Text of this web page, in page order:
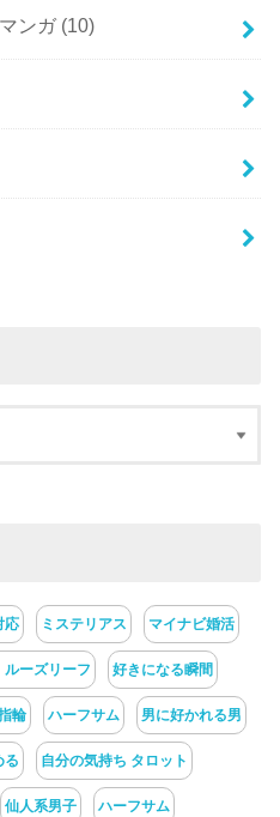
ンガ (10)
応 ミステリアス マイナビ婚活
ルーズリーフ 好きになる瞬間
輪 ハーフサム 男に好かれる男
る 自分の気持ち タロット
仙人系男子 ハーフサム